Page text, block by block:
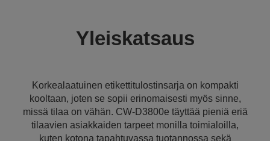
Yleiskatsaus
Korkealaatuinen etikettitulostinsarja on kompakti
kooltaan, joten se sopii erinomaisesti myös sinne,
missä tilaa on vähän. CW-D3800e täyttää pieniä eriä
tilaavien asiakkaiden tarpeet monilla toimialoilla,
kuten kotona tapahtuvassa tuotannossa sekä